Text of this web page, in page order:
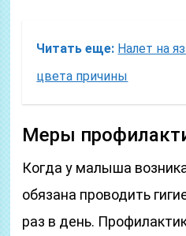
Читать еще: Налет на
цвета причины
Меры
Когда у малыша
обязана проводить
раз в день.